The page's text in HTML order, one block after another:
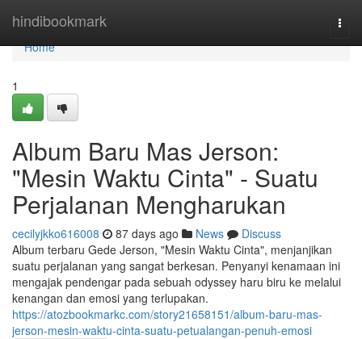
hindibookmark
Home
Home
1
Album Baru Mas Jerson:
"Mesin Waktu Cinta" - Suatu
Perjalanan Mengharukan
cecilyjkko616008 87 days ago News
Discuss
Album terbaru Gede Jerson, "Mesin Waktu Cinta", menjanjikan
suatu perjalanan yang sangat berkesan. Penyanyi kenamaan ini
mengajak pendengar pada sebuah odyssey haru biru ke melalui
kenangan dan emosi yang terlupakan.
https://atozbookmarkc.com/story21658151/album-baru-mas-
jerson-mesin-waktu-cinta-suatu-petualangan-penuh-emosi